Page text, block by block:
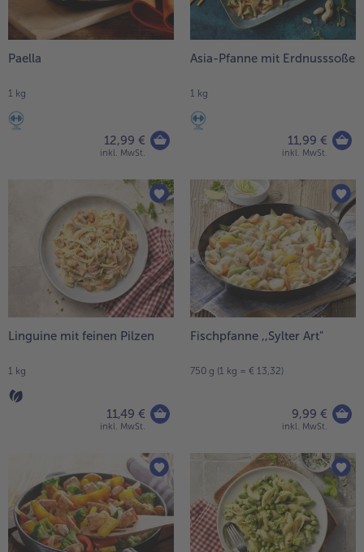
Paella
1 kg
12,99 €
inkl. MwSt.
Asia-Pfanne mit Erdnusssoße
1 kg
11,99 €
inkl. MwSt.
Linguine mit feinen Pilzen
1 kg
11,49 €
inkl. MwSt.
Fischpfanne ,,Sylter Art"
750 g (1 kg = € 13,32)
9,99 €
inkl. MwSt.